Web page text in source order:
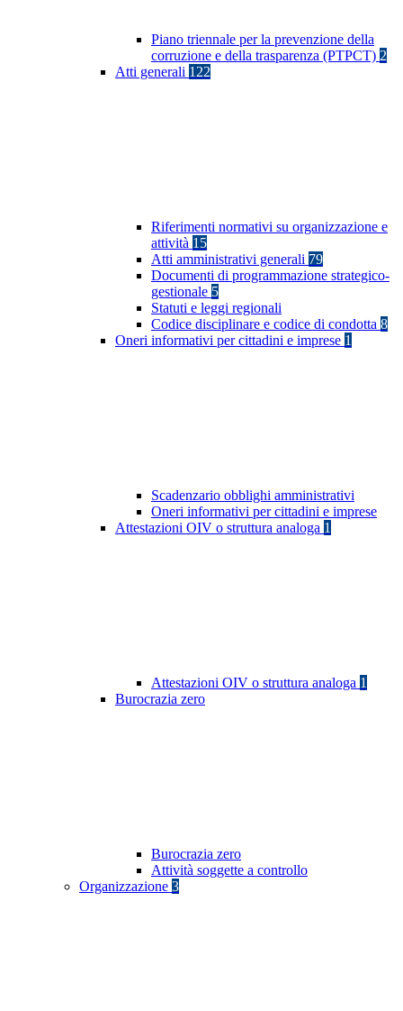
Piano triennale per la prevenzione della
corruzione e della trasparenza (PTPCT) 2
Atti generali 122
Riferimenti normativi su organizzazione e
attività 15
Atti amministrativi generali 79
Documenti di programmazione strategico-
gestionale 5
Statuti e leggi regionali
Codice disciplinare e codice di condotta 8
Oneri informativi per cittadini e imprese 1
Scadenzario obblighi amministrativi
Oneri informativi per cittadini e imprese
Attestazioni OIV o struttura analoga 1
Attestazioni OIV o struttura analoga 1
Burocrazia zero
Burocrazia zero
Attività soggette a controllo
Organizzazione 3